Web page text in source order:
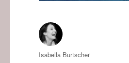
Autor
Isabella Burtscher